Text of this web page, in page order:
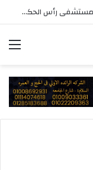
رئيس الوزراء يتفقد أعمال تطوير ورفع كفاءة مستشفى رأس الحكمة المركزي